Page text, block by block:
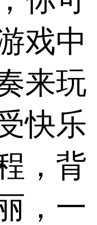
戏中
来玩
快乐
，背
，一